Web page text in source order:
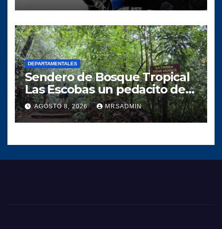
DEPARTAMENTALES
Sendero de Bosque Tropical
Las Escobas un pedacito de
tesoro Guatemalteco
AGOSTO 8, 2026 MRSADMIN